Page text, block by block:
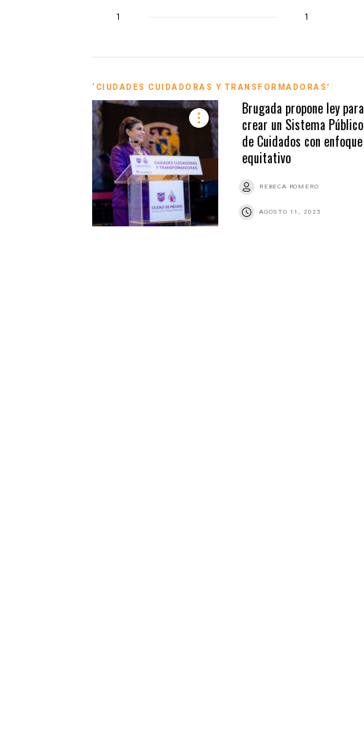
1 1
‘CIUDADES CUIDADORAS Y TRANSFORMADORAS’
Brugada propone ley para
crear un Sistema Público
de Cuidados con enfoque
equitativo
REBECA ROMERO
AGOSTO 11, 2025